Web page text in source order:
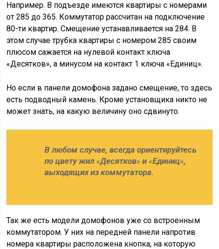
Например. В подъезде имеются квартиры с номерами
от 285 до 365. Коммутатор рассчитан на подключение
80-ти квартир. Смещение устанавливается на 284. В
этом случае трубка квартиры с номером 285 своим
плюсом сажается на нулевой контакт ключа
«Десятков», а минусом на контакт 1 ключа «Единиц».
Но если в панели домофона задано смещение, то здесь
есть подводный камень. Кроме установщика никто не
может знать, на какую величину оно сдвинуто.
В любом случае, всегда ориентируйтесь
по цвету жил «Десятков»и «Единиц»,
выходящих из коммутатора.
Так же есть модели домофонов уже со встроенным
коммутатором. У них на передней панели напротив
номера квартиры расположена кнопка, на которую